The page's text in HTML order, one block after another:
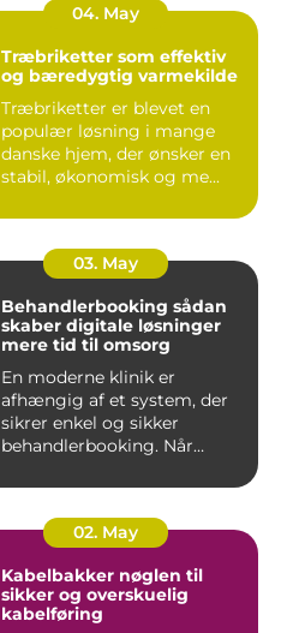
04. May
Træbriketter som effektiv
og bæredygtig varmekilde
Træbriketter er blevet en
populær løsning i mange
danske hjem, der ønsker en
stabil, økonomisk og me...
03. May
Behandlerbooking sådan
skaber digitale løsninger
mere tid til omsorg
En moderne klinik er
afhængig af et system, der
sikrer enkel og sikker
behandlerbooking. Når
02. May
Kabelbakker nøglen til
sikker og overskuelig
kabelføring